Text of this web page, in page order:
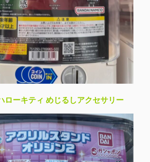
ローキティ めじるしアクセサリー